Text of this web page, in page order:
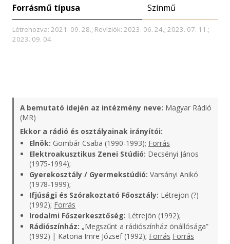
Forrásmű típusa Színmű
Létrehozva: 2021. 09. 28.; Revíziók: 2023. 06. 24.; 2023. 07. 11.;
2023. 09. 04.
A bemutató idején az intézmény neve: Magyar Rádió
(MR)
Ekkor a rádió és osztályainak irányítói:
Elnök: Gombár Csaba (1990-1993); Forrás
Elektroakusztikus Zenei Stúdió: Decsényi János
(1975-1994);
Gyerekosztály / Gyermekstúdió: Varsányi Anikó
(1978-1999);
Ifjúsági és Szórakoztató Főosztály: Létrejön (?)
(1992); Forrás
Irodalmi Főszerkesztőség: Létrejön (1992);
Rádiószínház: „Megszűnt a rádiószínház önállósága”
(1992) | Katona Imre József (1992); Forrás Forrás